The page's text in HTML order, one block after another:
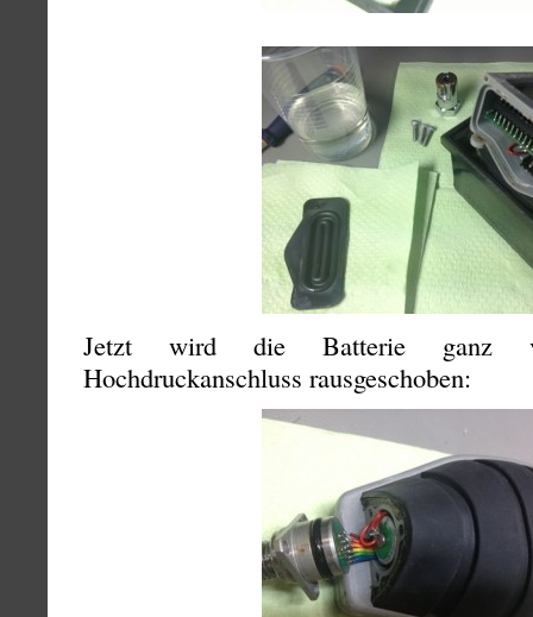
Jetzt wird die Batterie ganz
Hochdruckanschluss rausgeschoben: